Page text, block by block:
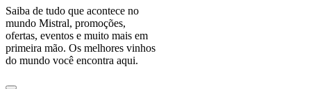
Saiba de tudo que acontece no
mundo Mistral, promoções,
ofertas, eventos e muito mais em
primeira mão. Os melhores vinhos
do mundo você encontra aqui.